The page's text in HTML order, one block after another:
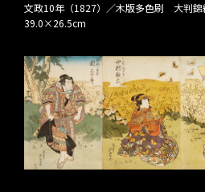
文政10年（1827）／木版多色刷 大判錦
39.0×26.5cm